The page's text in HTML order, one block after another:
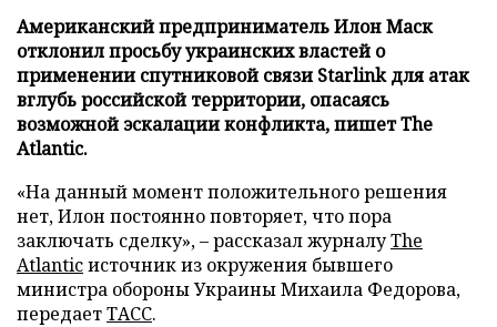
Американский предприниматель Илон Маск
отклонил просьбу украинских властей о
применении спутниковой связи Starlink для атак
вглубь российской территории, опасаясь
возможной эскалации конфликта, пишет The
Atlantic.
«На данный момент положительного решения
нет, Илон постоянно повторяет, что пора
заключать сделку», – рассказал журналуThe
Atlanticисточник из окружения бывшего
министра обороны Украины Михаила Федорова,
передаетТАСС.